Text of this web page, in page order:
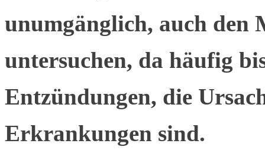
unumgänglich, auch den
untersuchen, da häufig
Entzündungen, die
Erkrankungen sind.